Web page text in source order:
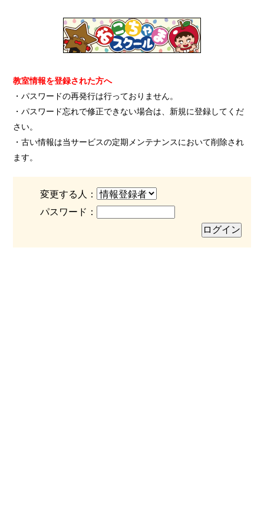
教室情報を登録された方へ
・パスワードの再発行は行っておりません。
・パスワード忘れで修正できない場合は、新規に登録してくだ
さい。
・古い情報は当サービスの定期メンテナンスにおいて削除され
ます。
変更する人：
パスワード：